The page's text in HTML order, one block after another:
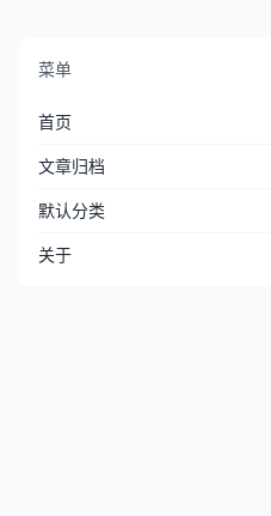
菜单
首页
文章归档
默认分类
关于